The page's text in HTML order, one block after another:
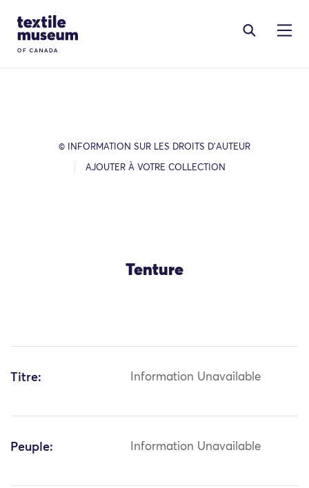
Site Logo
© INFORMATION SUR LES DROITS D’AUTEUR
AJOUTER À VOTRE COLLECTION
Tenture
Titre: Information Unavailable
Peuple: Information Unavailable